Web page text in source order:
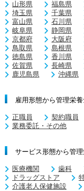
山形県
福島県
埼玉県
千葉県
富山県
石川県
岐阜県
静岡県
京都府
大阪府
鳥取県
島根県
徳島県
香川県
佐賀県
長崎県
鹿児島県
沖縄県
雇用形態から管理栄
正職員 契約職員
業務委託・その他
サービス形態から管
医療機関 歯科
ドラッグストア
介護老人保健施設